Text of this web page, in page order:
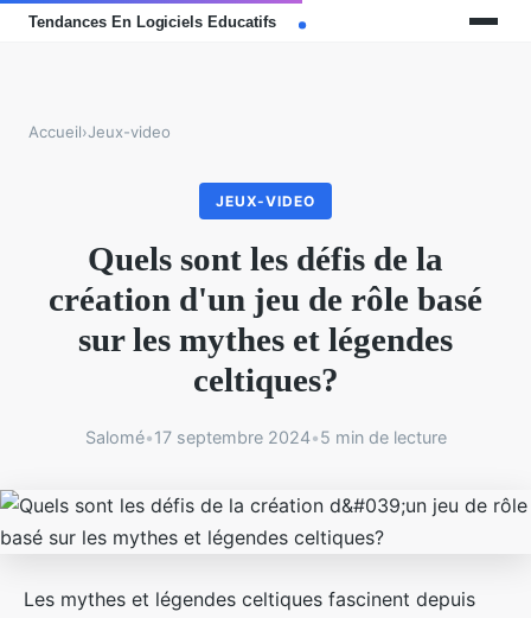
Accueil›Jeux-video
JEUX-VIDEO
Quels sont les défis de la
création d'un jeu de rôle basé
sur les mythes et légendes
celtiques?
Salomé•17 septembre 2024•5 min de lecture
Les mythes et légendes celtiques fascinent depuis